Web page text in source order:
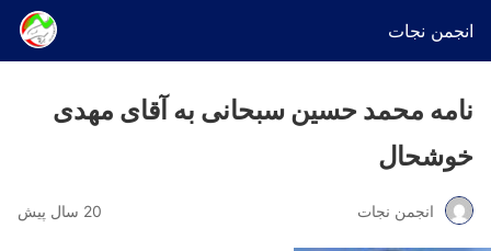
انجمن نجات
نامه محمد حسین سبحانی به آقای مهدی
خوشحال
انجمن نجات 20 سال پیش